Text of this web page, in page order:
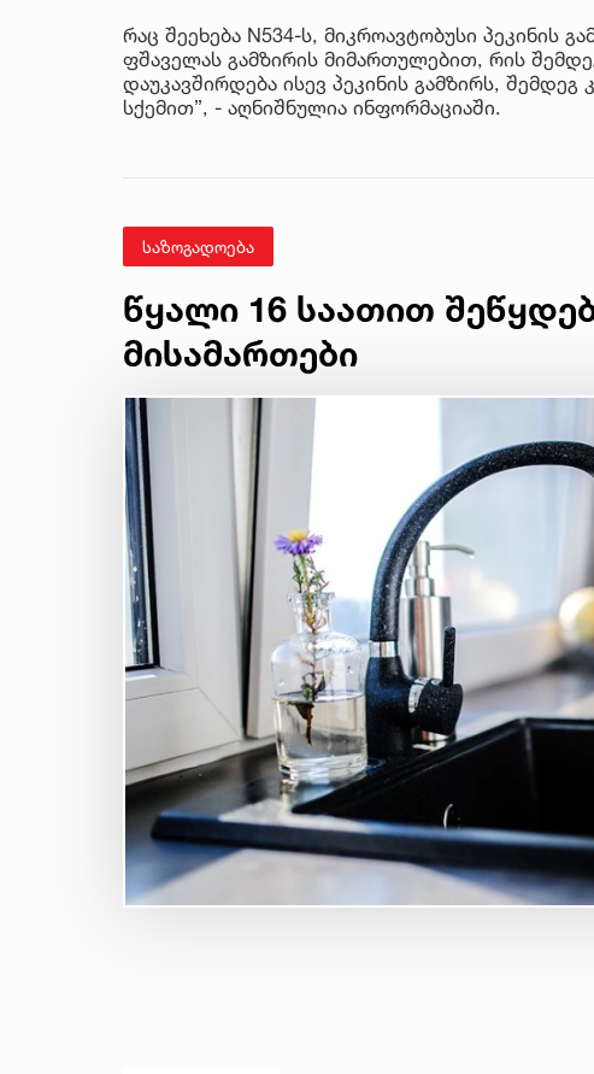
რაც შეეხება N534-ს, მიკროავტობუსი პეკინის
ფშაველას გამზირის მიმართულებით, რის
დაუკავშირდება ისევ პეკინის გამზირს,
სქემით”, - აღნიშნულია ინფორმაციაში.
საზოგადოება
წყალი 16 საათით
მისამართები